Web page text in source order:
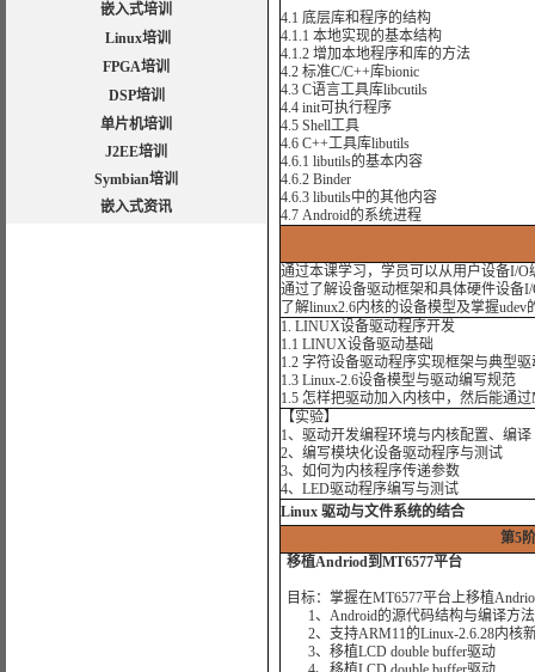
嵌入式培训
Linux培训
FPGA培训
DSP培训
单片机培训
J2EE培训
Symbian培训
嵌入式资讯
4.1 底层库和程序的结构
4.1.1 本地实现的基本结构
4.1.2 增加本地程序和库的方法
4.2 标准C/C++库bionic
4.3 C语言工具库libcutils
4.4 init可执行程序
4.5 Shell工具
4.6 C++工具库libutils
4.6.1 libutils的基本内容
4.6.2 Binder
4.6.3 libutils中的其他内容
4.7 Android的系统进程
通过本课学习，学员可以从用户设备I/
通过了解设备驱动框架和具体硬件设备
了解linux2.6内核的设备模型及掌握udev
1. LINUX设备驱动程序开发
1.1 LINUX设备驱动基础
1.2 字符设备驱动程序实现框架与典型驱
1.3 Linux-2.6设备模型与驱动编写规范
1.5 怎样把驱动加入内核中，然后能通
【实验】
1、驱动开发编程环境与内核配置、编译
2、编写模块化设备驱动程序与测试
3、如何为内核程序传递参数
4、LED驱动程序编写与测试
Linux 驱动与文件系统的结合
第5
移植Andriod到MT6577平台
目标：掌握在MT6577平台上移植
1、Android的源代码结构与编译方法
2、支持ARM11的Linux-2.6.28内核
3、移植LCD double buffer驱动